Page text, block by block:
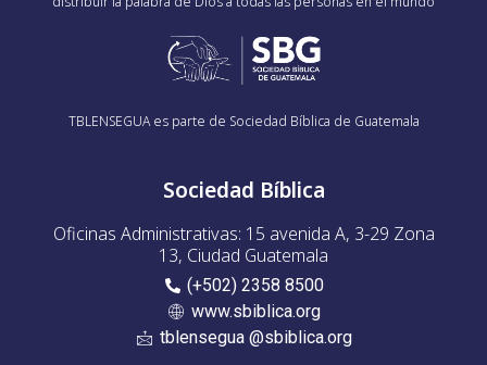
TBLENSEGUA es parte de Sociedad Bíblica de Guatemala
Sociedad Bíblica
Oficinas Administrativas: 15 avenida A, 3-29 Zona
13, Ciudad Guatemala
(+502) 2358 8500
www.sbiblica.org
tblensegua @sbiblica.org